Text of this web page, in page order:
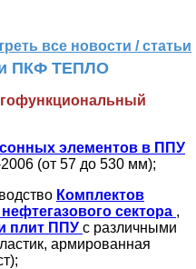
все новости / статьи
ПКФ ТЕПЛО
элементов в ППУ
(от 57 до 530 мм);
Комплектов
сектора ,
плит ППУ с различными
армированная